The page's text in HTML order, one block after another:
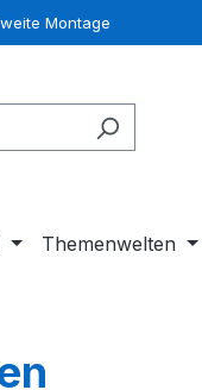
Montage
Themenwelten